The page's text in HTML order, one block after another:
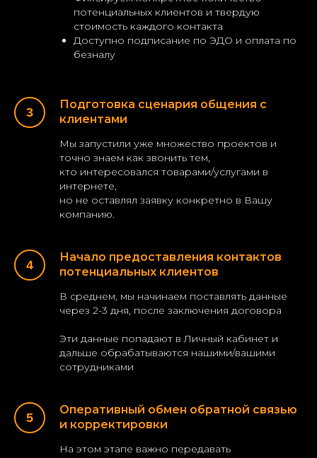
потенциальных клиентов и твердую
стоимость каждого контакта
Доступно подписание по ЭДО и оплата по
безналу
Подготовка сценария общения с
клиентами
Мы запустили уже множество проектов и
точно знаем как звонить тем,
кто интересовался товарами/услугами в
интернете,
но не оставлял заявку конкретно в Вашу
компанию.
Начало предоставления контактов
потенциальных клиентов
В среднем, мы начинаем поставлять данные
через 2-3 дня, после заключения договора
Эти данные попадают в Личный кабинет и
дальше обрабатываются нашими/вашими
сотрудниками
Оперативный обмен обратной связью
и корректировки
На этом этапе важно передавать